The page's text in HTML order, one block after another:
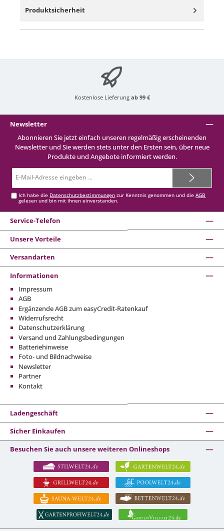
Produktsicherheit
Kostenlose Lieferung ab 99 €
Newsletter
Abonnieren Sie jetzt einfach unseren regelmäßig erscheinenden
Newsletter und Sie werden stets unter den Ersten sein, über neue
Produkte und Angebote informiert werden.
Mail-
Ich habe die Datenschutzbestimmungen zur Kenntnis genommen und dieAGB
gelesen und bin mit ihnen einverstanden.
Service-Telefon
Unsere Vorteile
Versandarten
Informationen
Impressum
AGB
Ergänzende AGB zum easyCredit-Ratenkauf
Widerrufsrecht
Datenschutzerklärung
Versand und Zahlungsbedingungen
Batteriehinweise
Foto- und Bildnachweise
Newsletter
Partner
Kontakt
Ladengeschäft
Sicher Einkaufen
Besuchen Sie auch unsere weiteren Onlineshops